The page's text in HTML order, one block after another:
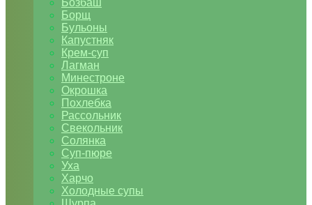
Бозбаш
Борщ
Бульоны
Капустняк
Крем-суп
Лагман
Минестроне
Окрошка
Похлебка
Рассольник
Свекольник
Солянка
Суп-пюре
Уха
Харчо
Холодные супы